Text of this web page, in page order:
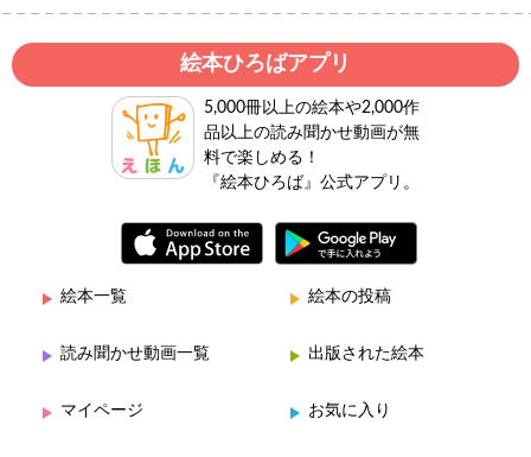
絵本ひろばアプリ
5,000冊以上の絵本や2,000作
品以上の読み聞かせ動画が無
料で楽しめる！
『絵本ひろば』公式アプリ。
絵本一覧 絵本の投稿
読み聞かせ動画一覧 出版された絵本
マイページ お気に入り